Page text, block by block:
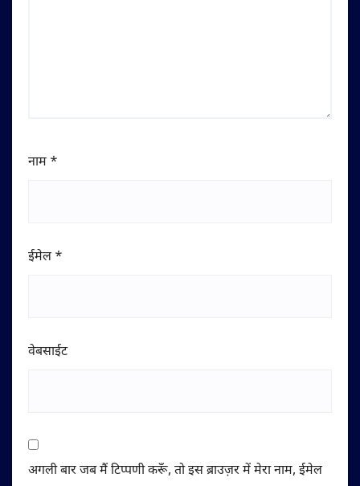
नाम *
ईमेल *
वेबसाईट
अगली बार जब मैं टिप्पणी करूँ, तो इस ब्राउज़र में मेरा नाम, ईमेल